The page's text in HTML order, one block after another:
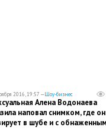
2016, 19:57 —Шоу-бизнес
Алена Водонаева
наповал снимком, где
в шубе и с